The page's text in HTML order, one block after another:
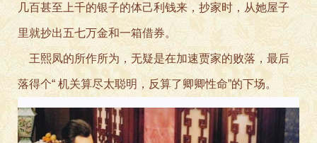
几百甚至上千的银子的体己利钱来，抄家时，从她屋子
里就抄出五七万金和一箱借券。
王熙凤的所作所为， 无疑是在加速贾家的败落，最后
落得个“ 机关算尽太聪明，反算了卿卿性命”的下场。